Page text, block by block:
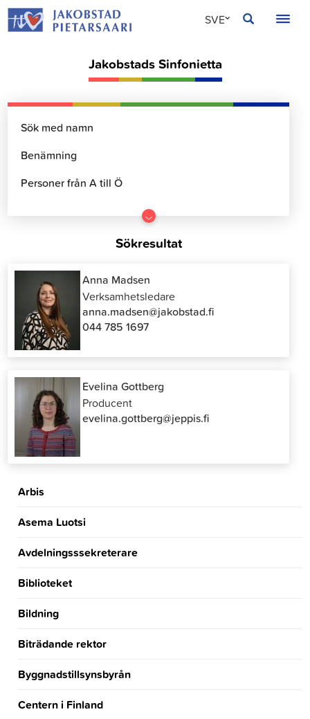
Hoppa
till
SVE
ENG
Jakobstads Sinfonietta
Gå
till
resultater
Sökresultat
Anna Madsen
Verksamhetsledare
anna.madsen@jakobstad.fi
044 785 1697
Evelina Gottberg
Producent
evelina.gottberg@jeppis.fi
Arbis
Asema Luotsi
Avdelningsssekreterare
Biblioteket
Bildning
Biträdande rektor
Byggnadstillsynsbyrån
Centern i Finland